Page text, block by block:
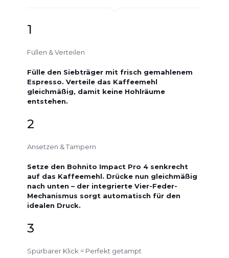
1
Füllen & Verteilen
Fülle den Siebträger mit frisch gemahlenem
Espresso. Verteile das Kaffeemehl
gleichmäßig, damit keine Hohlräume
entstehen.
2
Ansetzen & Tampern
Setze den Bohnito Impact Pro 4 senkrecht
auf das Kaffeemehl. Drücke nun gleichmäßig
nach unten – der integrierte Vier-Feder-
Mechanismus sorgt automatisch für den
idealen Druck.
3
Spürbarer Klick = Perfekt getampt